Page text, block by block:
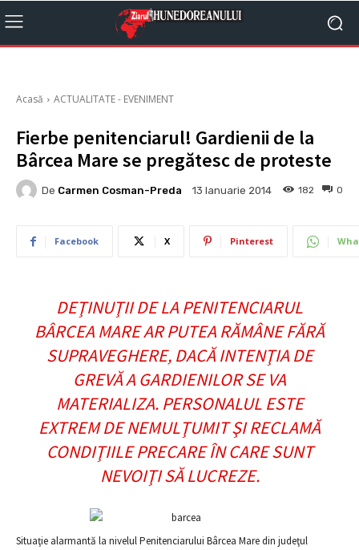
Acasă ACTUALITATE - EVENIMENT
Fierbe penitenciarul! Gardienii de la
Bârcea Mare se pregătesc de proteste
De Carmen Cosman-Preda 13 Ianuarie 2014 0
182
Facebook X Pinterest
DEŢINUŢII DE LA PENITENCIARUL
BÂRCEA MARE AR PUTEA RĂMÂNE FĂRĂ
SUPRAVEGHERE, DACĂ INTENŢIA DE
GREVĂ A GARDIENILOR SE VA
MATERIALIZA. PERSONALUL ESTE
EXTREM DE NEMULŢUMIT ŞI RECLAMĂ
CONDIŢIILE PRECARE ÎN CARE SUNT
NEVOIŢI SĂ LUCREZE.
Situaţie alarmantă la nivelul Penitenciarului Bârcea Mare din judeţul